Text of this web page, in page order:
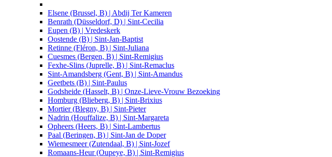
Elsene (Brussel, B) | Abdij Ter Kameren
Benrath (Düsseldorf, D) | Sint-Cecilia
Eupen (B) | Vredeskerk
Oostende (B) | Sint-Jan-Baptist
Retinne (Fléron, B) | Sint-Juliana
Cuesmes (Bergen, B) | Sint-Remigius
Fexhe-Slins (Juprelle, B) | Sint-Remaclus
Sint-Amandsberg (Gent, B) | Sint-Amandus
Geetbets (B) | Sint-Paulus
Godsheide (Hasselt, B) | Onze-Lieve-Vrouw Bezoeking
Homburg (Blieberg, B) | Sint-Brixius
Mortier (Blegny, B) | Sint-Pieter
Nadrin (Houffalize, B) | Sint-Margareta
Opheers (Heers, B) | Sint-Lambertus
Paal (Beringen, B) | Sint-Jan de Doper
Wiemesmeer (Zutendaal, B) | Sint-Jozef
Romaans-Heur (Oupeye, B) | Sint-Remigius